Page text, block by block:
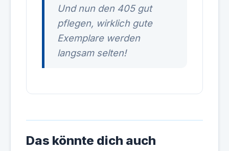
Und nun den 405 gut
pflegen, wirklich gute
Exemplare werden
langsam selten!
Das könnte dich auch